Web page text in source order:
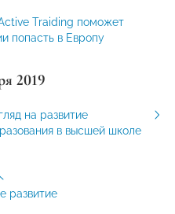
Traiding поможет
попасть в Европу
2019
на развитие
в высшей школе
развитие